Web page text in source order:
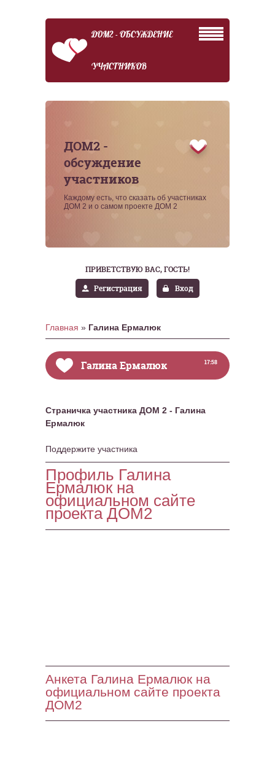
ДОМ2 - ОБСУЖДЕНИЕ
УЧАСТНИКОВ
ДОМ2 -
обсуждение
участников
Каждому есть, что сказать об участниках
ДОМ 2 и о самом проекте ДОМ 2
ПРИВЕТСТВУЮ ВАС, ГОСТЬ!
Регистрация
Вход
Главная » Галина Ермалюк
17:58
Галина Ермалюк
Страничка участника ДОМ 2 - Галина
Ермалюк
Поддержите участника
Профиль Галина
Ермалюк на
официальном сайте
проекта ДОМ2
Анкета Галина Ермалюк на
официальном сайте проекта
ДОМ2